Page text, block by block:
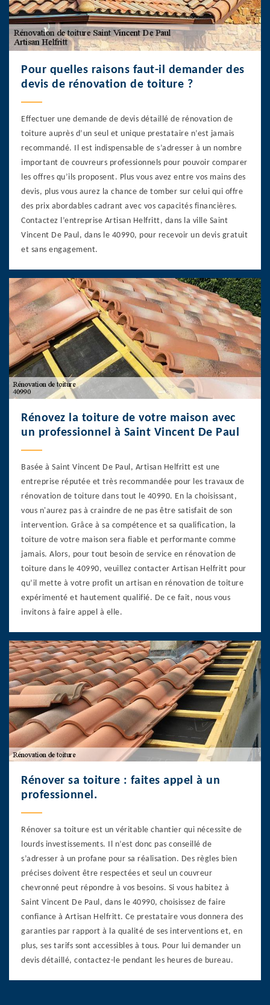
Pour quelles raisons faut-il demander des
devis de rénovation de toiture ?
Effectuer une demande de devis détaillé de rénovation de
toiture auprès d’un seul et unique prestataire n’est jamais
recommandé. Il est indispensable de s’adresser à un nombre
important de couvreurs professionnels pour pouvoir comparer
les offres qu’ils proposent. Plus vous avez entre vos mains des
devis, plus vous aurez la chance de tomber sur celui qui offre
des prix abordables cadrant avec vos capacités financières.
Contactez l’entreprise Artisan Helfritt, dans la ville Saint
Vincent De Paul, dans le 40990, pour recevoir un devis gratuit
et sans engagement.
Rénovez la toiture de votre maison avec
un professionnel à Saint Vincent De Paul
Basée à Saint Vincent De Paul, Artisan Helfritt est une
entreprise réputée et très recommandée pour les travaux de
rénovation de toiture dans tout le 40990. En la choisissant,
vous n'aurez pas à craindre de ne pas être satisfait de son
intervention. Grâce à sa compétence et sa qualification, la
toiture de votre maison sera fiable et performante comme
jamais. Alors, pour tout besoin de service en rénovation de
toiture dans le 40990, veuillez contacter Artisan Helfritt pour
qu’il mette à votre profit un artisan en rénovation de toiture
expérimenté et hautement qualifié. De ce fait, nous vous
invitons à faire appel à elle.
Rénover sa toiture : faites appel à un
professionnel.
Rénover sa toiture est un véritable chantier qui nécessite de
lourds investissements. Il n’est donc pas conseillé de
s’adresser à un profane pour sa réalisation. Des règles bien
précises doivent être respectées et seul un couvreur
chevronné peut répondre à vos besoins. Si vous habitez à
Saint Vincent De Paul, dans le 40990, choisissez de faire
confiance à Artisan Helfritt. Ce prestataire vous donnera des
garanties par rapport à la qualité de ses interventions et, en
plus, ses tarifs sont accessibles à tous. Pour lui demander un
devis détaillé, contactez-le pendant les heures de bureau.